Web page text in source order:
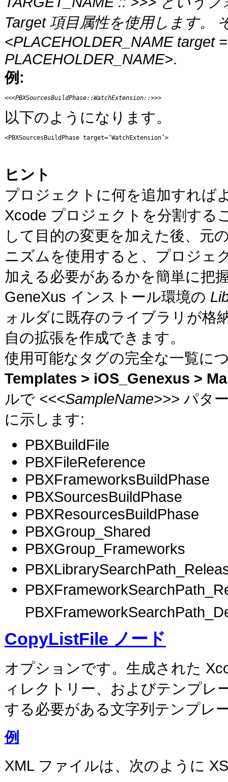
Target 項目属性を使用します。
<PLACEHOLDER_NAME target
PLACEHOLDER_NAME>.
例:
<<<PBXSourcesBuildPhase::WatchExtension::>>>
以下のようになります。
<PBXSourcesBuildPhase target=‘WatchExtension’>
ヒント
プロジェクトに何を追加すれば
Xcode プロジェクトを分割する
して目的の変更を加えた後、元
ニズムを使用すると、プロジェ
加える必要があるかを簡単に把
GeneXus インストール環境の
ォルダに既存のライブラリが格
自の拡張を作成できます。
使用可能なタグの完全な一覧に
Templates > iOS_Genexus >
ルで <<<SampleName>>> パタ
に示します:
PBXBuildFile
PBXFileReference
PBXFrameworksBuildPhase
PBXSourcesBuildPhase
PBXResourcesBuildPhase
PBXGroup_Shared
PBXGroup_Frameworks
CopyListFile ノード
オプションです。生成された
ィレクトリー、およびテンプレ
する必要がある文字列テンプレ
例
XML ファイルは、次のように